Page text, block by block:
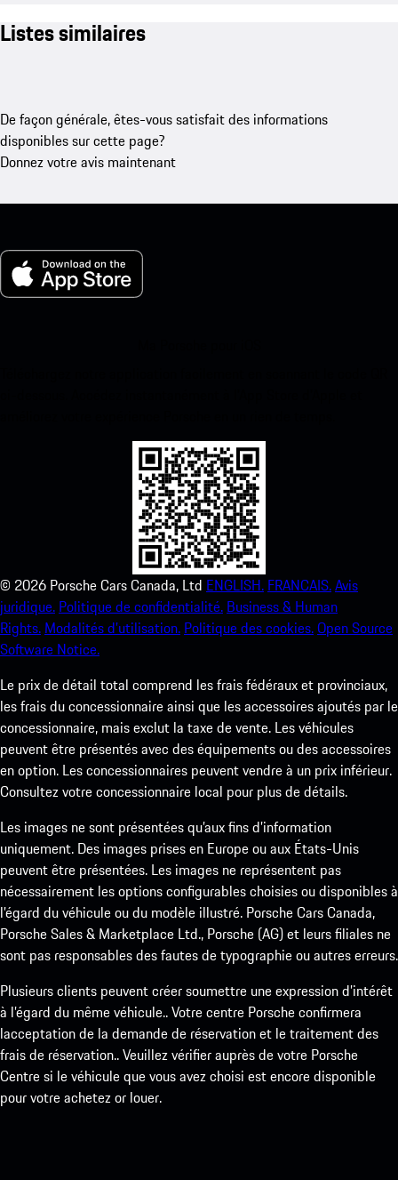
Listes similaires
De façon générale, êtes-vous satisfait des informations
disponibles sur cette page?
Donnez votre avis maintenant
© 2026 Porsche Cars Canada, Ltd ENGLISH. FRANCAIS.Avis
juridique. Politique de confidentialité. Business & Human
Rights. Modalités d’utilisation. Politique des cookies.Open Source
Software Notice.
Le prix de détail total comprend les frais fédéraux et provinciaux,
les frais du concessionnaire ainsi que les accessoires ajoutés par le
concessionnaire, mais exclut la taxe de vente. Les véhicules
peuvent être présentés avec des équipements ou des accessoires
en option. Les concessionnaires peuvent vendre à un prix inférieur.
Consultez votre concessionnaire local pour plus de détails.
Les images ne sont présentées qu’aux fins d’information
uniquement. Des images prises en Europe ou aux États-Unis
peuvent être présentées. Les images ne représentent pas
nécessairement les options configurables choisies ou disponibles à
l’égard du véhicule ou du modèle illustré. Porsche Cars Canada,
Porsche Sales & Marketplace Ltd., Porsche (AG) et leurs filiales ne
sont pas responsables des fautes de typographie ou autres erreurs.
Plusieurs clients peuvent créer soumettre une expression d’intérêt
à l’égard du même véhicule.. Votre centre Porsche confirmera
lacceptation de la demande de réservation et le traitement des
frais de réservation.. Veuillez vérifier auprès de votre Porsche
Centre si le véhicule que vous avez choisi est encore disponible
pour votre achetez or louer.